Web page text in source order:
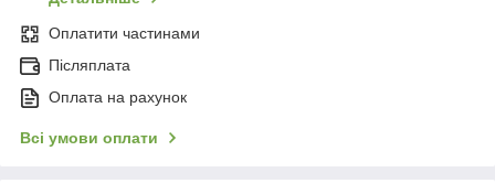
Оплатити частинами
Післяплата
Оплата на рахунок
Всі умови оплати